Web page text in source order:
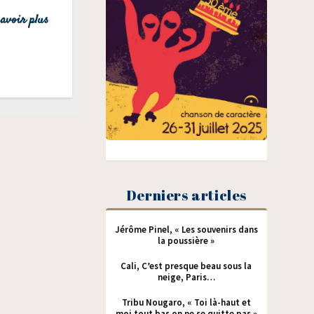
plus
Derniers articles
Jérôme Pinel, « Les souvenirs dans
la poussière »
Cali, C’est presque beau sous la
neige, Paris…
Tribu Nougaro, « Toi là-haut et